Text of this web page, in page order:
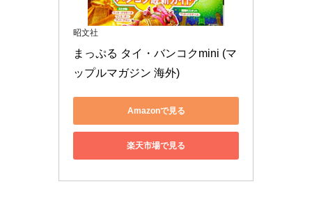
昭文社
まっぷる タイ・バンコクmini (マ
ップルマガジン 海外)
Amazonで見る
楽天市場で見る